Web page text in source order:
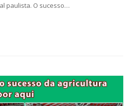
paulista. O sucesso…